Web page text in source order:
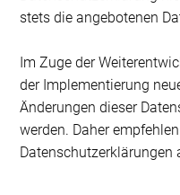
stets die angebotenen
Im Zuge der
der Implementierung
Änderungen dieser
werden. Daher
Datenschutzerklärungen